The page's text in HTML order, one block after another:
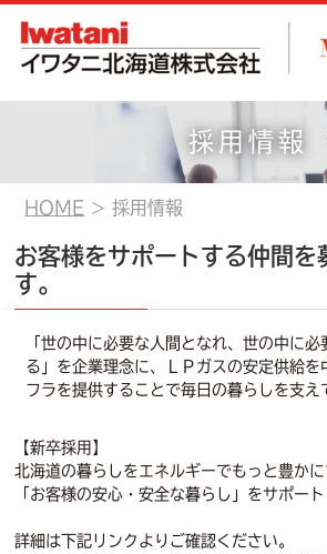
採用情報
HOME 採用情報
お客様をサポートする仲間を
す。
「世の中に必要な人間となれ、世の中に必
る」を企業理念に、ＬＰガスの安定供給を
フラを提供することで毎日の暮らしを支え
【新卒採用】
北海道の暮らしをエネルギーでもっと豊か
「お客様の安心・安全な暮らし」をサポート
詳細は下記リンクよりご確認ください。